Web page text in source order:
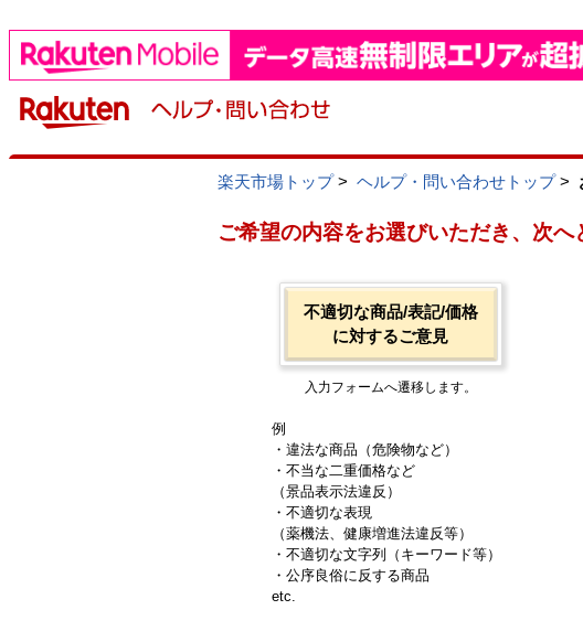
楽天市場トップ> ヘルプ・問い合わせトップ>
ご希望の内容をお選びいただき、次へ
不適切な商品/表記/価格
に対するご意見
入力フォームへ遷移します。
例
・違法な商品（危険物など）
・不当な二重価格など
（景品表示法違反）
・不適切な表現
（薬機法、健康増進法違反等）
・不適切な文字列（キーワード等）
・公序良俗に反する商品
etc.